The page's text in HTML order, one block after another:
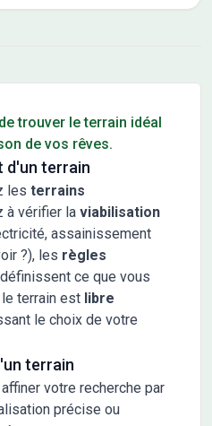
trouver le terrain idéal
de vos rêves.
d'un terrain
les terrains
à vérifier la viabilisation
assainissement
?), les règles
ce que vous
terrain est libre
le choix de votre
terrain
votre recherche par
précise ou